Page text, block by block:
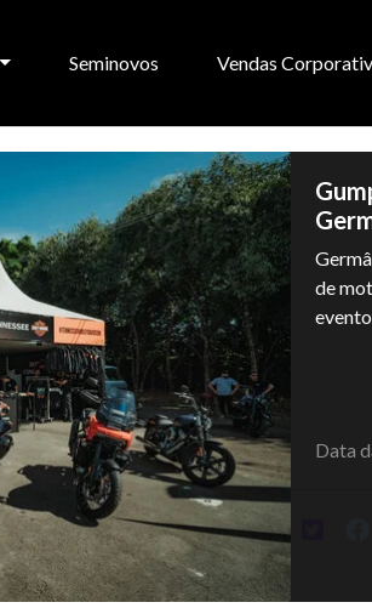
Seminovos Vendas
de
Data